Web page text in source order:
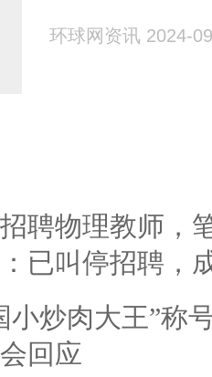
环球网资讯 2024-
聘物理教师，
已叫停招聘，
小炒肉大王”称
回应